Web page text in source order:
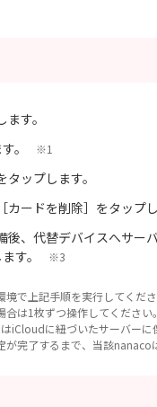
す。
。
※1
ップします。
ードを削除］をタップし
後、代替デバイスへサー
す。
※3
で上記手順を実行してくださ
は1枚ずつ操作してください。
iCloudに紐づいたサーバーに
完了するまで、当該nanaco